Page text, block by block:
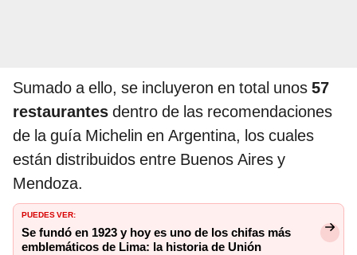
Sumado a ello, se incluyeron en total unos 57
restaurantes dentro de las recomendaciones
de la guía Michelin en Argentina, los cuales
están distribuidos entre Buenos Aires y
Mendoza.
PUEDES VER:
Se fundó en 1923 y hoy es uno de los chifas más
emblemáticos de Lima: la historia de Unión